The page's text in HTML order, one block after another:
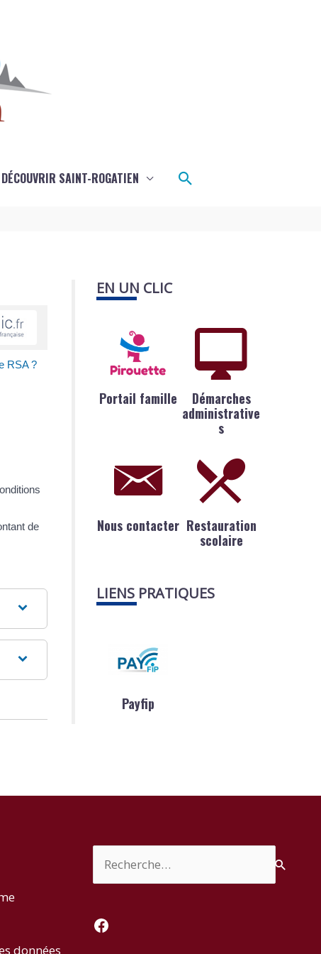
DÉCOUVRIR SAINT-ROGATIEN Rechercher
RSA ?
de
EN UN CLIC
Portail famille
Démarches
administrative
s
Nous contacter Restauration
scolaire
LIENS PRATIQUES
Payfip
données
Facebook